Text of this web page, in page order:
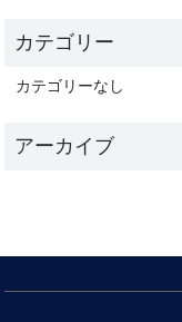
カテゴリーなし